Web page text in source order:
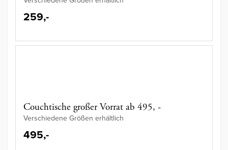
259,-
Couchtische großer Vorrat ab 495, -
Verschiedene Größen erhältlich
495,-